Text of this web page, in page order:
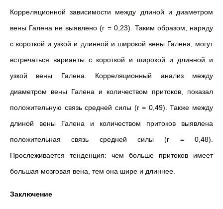
Корреляционной зависимости между длиной и диаметром
вены Галена не выявлено (r = 0,23). Таким образом, наряду
с короткой и узкой и длинной и широкой вены Галена, могут
встречаться варианты с короткой и широкой и длинной и
узкой вены Галена. Корреляционный анализ между
диаметром вены Галена и количеством притоков, показал
положительную связь средней силы (r = 0,49). Также между
длиной вены Галена и количеством притоков выявлена
положительная связь средней силы (r = 0,48).
Прослеживается тенденция: чем больше притоков имеет
большая мозговая вена, тем она шире и длиннее.
Заключение